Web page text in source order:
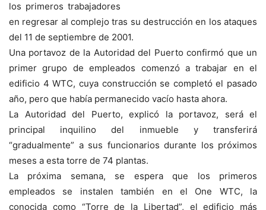
los primeros trabajadores
en regresar al complejo tras su destrucción en los ataques
del 11 de septiembre de 2001.
Una portavoz de la Autoridad del Puerto confirmó que un
primer grupo de empleados comenzó a trabajar en el
edificio 4 WTC, cuya construcción se completó el pasado
año, pero que había permanecido vacío hasta ahora.
La Autoridad del Puerto, explicó la portavoz, será el
principal inquilino del inmueble y transferirá
“gradualmente” a sus funcionarios durante los próximos
meses a esta torre de 74 plantas.
La próxima semana, se espera que los primeros
empleados se instalen también en el One WTC, la
conocida como “Torre de la Libertad”, el edificio más